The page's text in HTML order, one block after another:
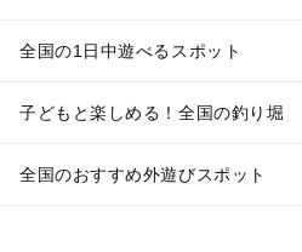
全国の1日中遊べるスポット
子どもと楽しめる！全国の釣り堀
全国のおすすめ外遊びスポット